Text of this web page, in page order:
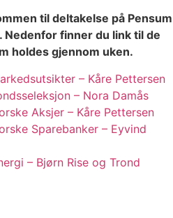
til deltakelse på Pensum
finner du link til de
holdes gjennom uken.
– Kåre Pettersen
– Nora Damås
Aksjer – Kåre Pettersen
Sparebanker – Eyvind
– Bjørn Rise og Trond